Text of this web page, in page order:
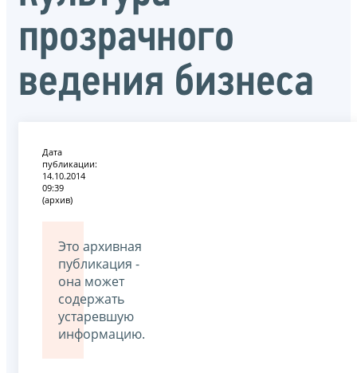
прозрачного
ведения бизнеса
Дата
публикации:
14.10.2014
09:39
(архив)
Это архивная
публикация -
она может
содержать
устаревшую
информацию.